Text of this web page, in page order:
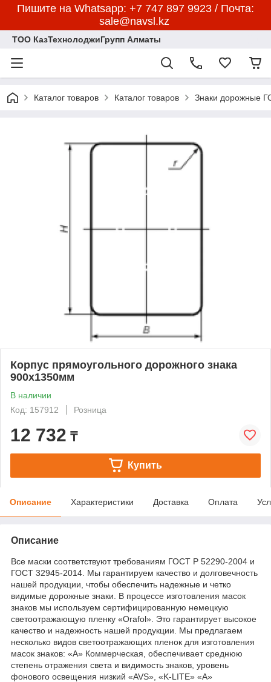
Пишите на Whatsapp: +7 747 897 9923 / Почта:
sale@navsl.kz
ТОО КазТехнолоджиГрупп Алматы
Каталог товаров Каталог товаров Знаки дорожные
Корпус прямоугольного дорожного знака
900х1350мм
В наличии
Код: 157912
Розница
12 732 ₸
Купить
Описание Характеристики Доставка Оплата
Описание
Все маски соответствуют требованиям ГОСТ Р 52290-2004 и
ГОСТ 32945-2014. Мы гарантируем качество и долговечность
нашей продукции, чтобы обеспечить надежные и четко
видимые дорожные знаки. В процессе изготовления масок
знаков мы используем сертифицированную немецкую
светоотражающую пленку «Orafol». Это гарантирует высокое
качество и надежность нашей продукции. Мы предлагаем
несколько видов светоотражающих пленок для изготовления
масок знаков: «А» Коммерческая, обеспечивает среднюю
степень отражения света и видимость знаков, уровень
фонового освещения низкий «AVS», «K-LITE» «А»